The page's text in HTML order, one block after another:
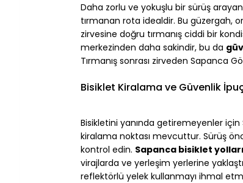
Daha zorlu ve yokuşlu bir sürüş
tırmanan rota idealdir. Bu güzergah,
zirvesine doğru tırmanış ciddi bir
merkezinden daha sakindir, bu da
Tırmanış sonrası zirveden Sapanca
Bisiklet Kiralama ve Güvenlik
Bisikletini yanında getiremeyenler
kiralama noktası mevcuttur. Sürüş
kontrol edin. Sapanca bisiklet yolları
virajlarda ve yerleşim yerlerine
reflektörlü yelek kullanmayı ihmal